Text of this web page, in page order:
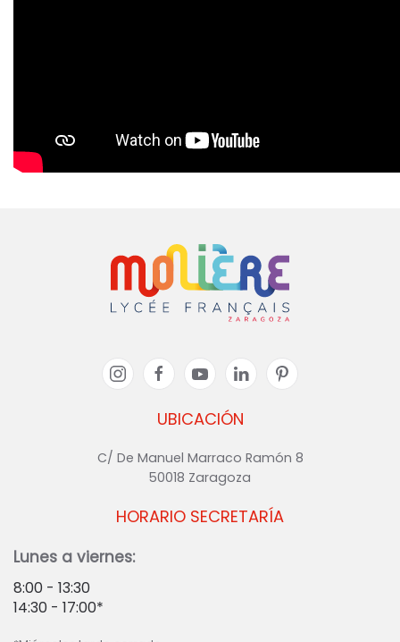
UBICACIÓN
C/ De Manuel Marraco Ramón 8
50018 Zaragoza
HORARIO SECRETARÍA
Lunes a viernes:
8:00 - 13:30
14:30 - 17:00*